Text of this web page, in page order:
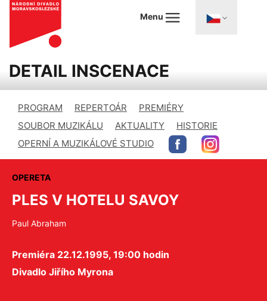
Menu
DETAIL INSCENACE
PROGRAM REPERTOÁR
PREMIÉRY
SOUBOR MUZIKÁLU
AKTUALITY
HISTORIE
OPERNÍ A MUZIKÁLOVÉ STUDIO
OPERETA
PLES V HOTELU SAVOY
Paul Abraham
Premiéra 22.12.1995, 19:00 hodin
Divadlo Jiřího Myrona